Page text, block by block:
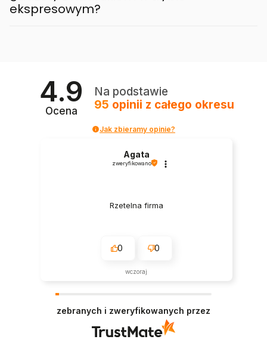
ekspresowym?
4.9
Ocena
Na podstawie
95 opinii z całego okresu
Jak zbieramy opinie?
Agata
zweryfikowano
Rzetelna firma
0 0
wczoraj
zebranych i zweryfikowanych przez